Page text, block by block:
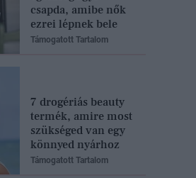
csapda, amibe nők
ezrei lépnek bele
Támogatott Tartalom
7 drogériás beauty
termék, amire most
szükséged van egy
könnyed nyárhoz
Támogatott Tartalom